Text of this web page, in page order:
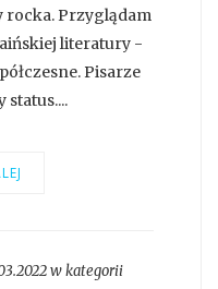
rocka. Przyglądam
literatury -
Pisarze
status....
w kategorii